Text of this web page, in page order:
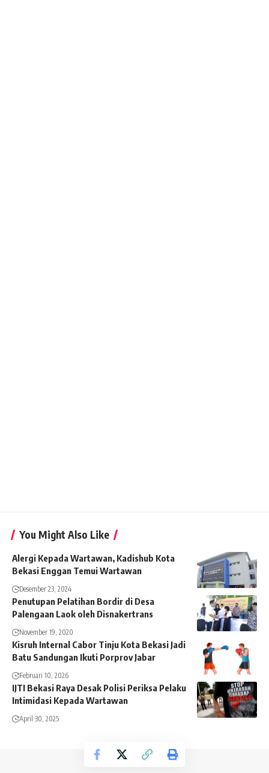
You Might Also Like
Alergi Kepada Wartawan, Kadishub Kota
Bekasi Enggan Temui Wartawan
Desember 23, 2024
Penutupan Pelatihan Bordir di Desa
Palengaan Laok oleh Disnakertrans
November 19, 2020
Kisruh Internal Cabor Tinju Kota Bekasi Jadi
Batu Sandungan Ikuti Porprov Jabar
Februari 10, 2026
IJTI Bekasi Raya Desak Polisi Periksa Pelaku
Intimidasi Kepada Wartawan
April 30, 2025